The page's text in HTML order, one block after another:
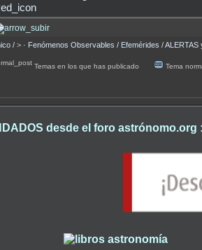
/ > · Fenómenos Observables / Efemérides / ALERTAS
Temas en los que has publicado Tema
desde el foro astrónomo.org